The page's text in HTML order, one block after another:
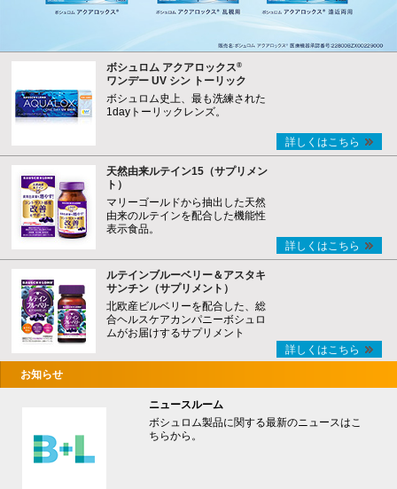
ボシュロム アクアロックス®
ワンデー UV シン トーリック
ボシュロム史上、最も洗練された
1dayトーリックレンズ。
詳しくはこちら
天然由来ルテイン15（サプリメン
ト）
マリーゴールドから抽出した天然
由来のルテインを配合した機能性
表示食品。
詳しくはこちら
ルテインブルーベリー＆アスタキ
サンチン（サプリメント）
北欧産ビルベリーを配合した、総
合ヘルスケアカンパニーボシュロ
ムがお届けするサプリメント
詳しくはこちら
お知らせ
ニュースルーム
ボシュロム製品に関する最新のニュースはこ
ちらから。